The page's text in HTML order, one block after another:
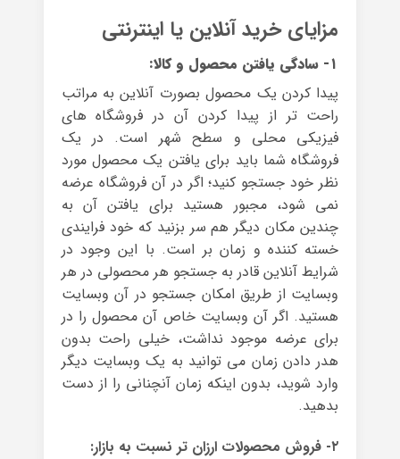
مزایای خرید آنلاین یا اینترنتی
۱- سادگی یافتن محصول و کالا:
پیدا کردن یک محصول بصورت آنلاین به مراتب
راحت تر از پیدا کردن آن در فروشگاه های
فیزیکی محلی و سطح شهر است. در یک
فروشگاه شما باید برای یافتن یک محصول مورد
نظر خود جستجو کنید؛ اگر در آن فروشگاه عرضه
نمی شود، مجبور هستید برای یافتن آن به
چندین مکان دیگر هم سر بزنید که خود فرایندی
خسته کننده و زمان بر است. با این وجود در
شرایط آنلاین قادر به جستجو هر محصولی در هر
وبسایت از طریق امکان جستجو در آن وبسایت
هستید. اگر آن وبسایت خاص آن محصول را در
برای عرضه موجود نداشت، خیلی راحت بدون
هدر دادن زمان می توانید به یک وبسایت دیگر
وارد شوید، بدون اینکه زمان آنچنانی را از دست
بدهید.
۲- فروش محصولات ارزان تر نسبت به بازار: